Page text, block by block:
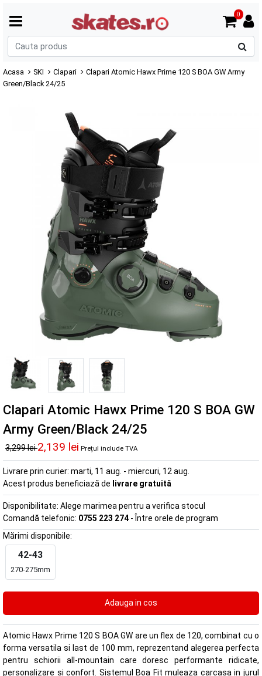
0
Acasa SKI Clapari
Clapari Atomic Hawx Prime 120 S BOA GW Army
Green/Black 24/25
Clapari Atomic Hawx Prime 120 S BOA GW
Army Green/Black 24/25
3,299 lei2,139 lei Prețul include TVA
Livrare prin curier: marti, 11 aug. - miercuri, 12 aug.
Acest produs beneficiază de livrare gratuită
Disponibilitate: Alege marimea pentru a verifica stocul
Comandă telefonic: 0755 223 274 - Între orele de program
Mărimi disponibile:
42-43
270-275mm
Atomic Hawx Prime 120 S BOA GW are un flex de 120, combinat cu o
forma versatila si last de 100 mm, reprezentand alegerea perfecta
pentru schiorii all-mountain care doresc performante ridicate,
personalizare si confort. Sistemul Boa Fit muleaza carcasa in jurul